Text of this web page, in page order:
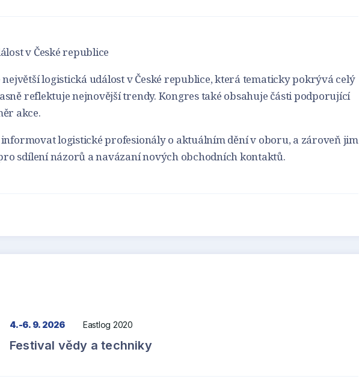
v České republice
největší logistická událost v České republice, která tematicky pokrývá celý
reflektuje nejnovější trendy. Kongres také obsahuje části podporující
akce.
logistické profesionály o aktuálním dění v oboru, a zároveň jim
sdílení názorů a navázaní nových obchodních kontaktů.
4.-6. 9. 2026 Eastlog 2020
Festival vědy a techniky